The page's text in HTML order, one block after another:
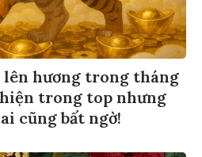
lên hương trong tháng
trong top nhưng
cũng bất ngờ!